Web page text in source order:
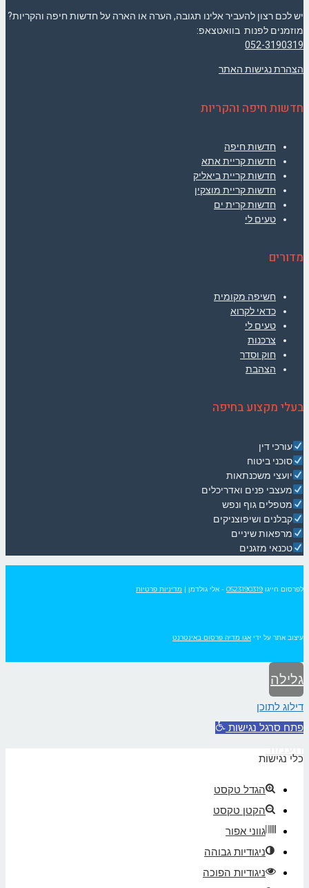
יש לכם רצון להעביר אלינו תגובה, הערה או הארה על חדשות חיפה והקריות?
מוזמנים לפנות בוואטצאפ:
052-3190319
הצהרת נגישות האתר
חדשות חיפה והקריות
חדשות חיפה
חדשות קריית אתא
חדשות קריית ביאליק
חדשות קריית מוצקין
חדשות קרית ים
טעים לי
מדורים
חשיפה מקומית
כדאי לקרוא
טעים לי
צרכנות
חוק וסדר
הצהבת
בעלי מקצוע בחיפה
עורכי דין
סוכני ביטוח
יועצי משכנתאות
מעצבי פנים ואדריכלים
מטפלים גוף ונפש
קבלנים ושיפוצניקים
מרפאות שיניים
טכנאי מזגנים
לפרסום חייגו 0523190319 - אלי גולדמן | מדיניות פרטיות
עיצוב אתר על ידי אגו מדיה פרסום באינטרנט
גלילה
לראש
דילוג לתוכן
פתח סרגל נגישות
כלי נגישות
הגדל טקסט
הקטן טקסט
גווני אפור
ניגודיות גבוהה
ניגודיות הפוכה